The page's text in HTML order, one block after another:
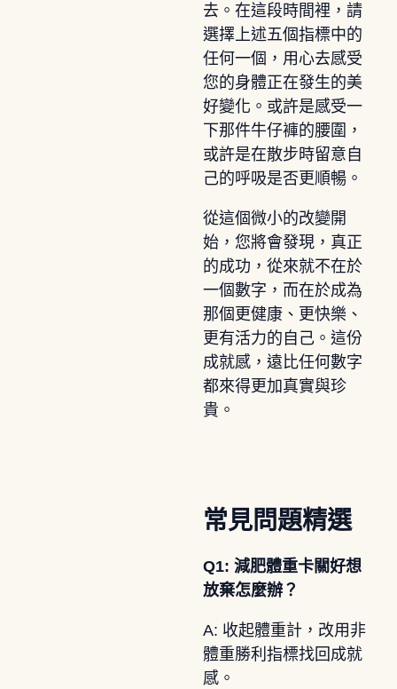
去。在這段時間裡，請
選擇上述五個指標中的
任何一個，用心去感受
您的身體正在發生的美
好變化。或許是感受一
下那件牛仔褲的腰圍，
或許是在散步時留意自
己的呼吸是否更順暢。
從這個微小的改變開
始，您將會發現，真正
的成功，從來就不在於
一個數字，而在於成為
那個更健康、更快樂、
更有活力的自己。這份
成就感，遠比任何數字
都來得更加真實與珍
貴。
常見問題精選
Q1: 減肥體重卡關好想
放棄怎麼辦？
A: 收起體重計，改用非
體重勝利指標找回成就
感。